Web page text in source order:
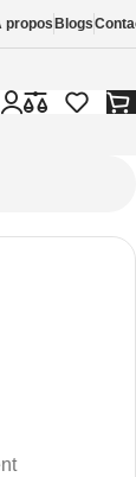
propos Blogs